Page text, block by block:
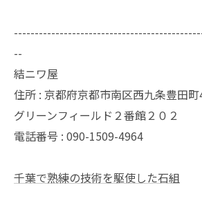
--
結ニワ屋
住所 : 京都府京都市南区西九条豊田町
グリーンフィールド２番館２０２
電話番号 : 090-1509-4964
千葉で熟練の技術を駆使した石組